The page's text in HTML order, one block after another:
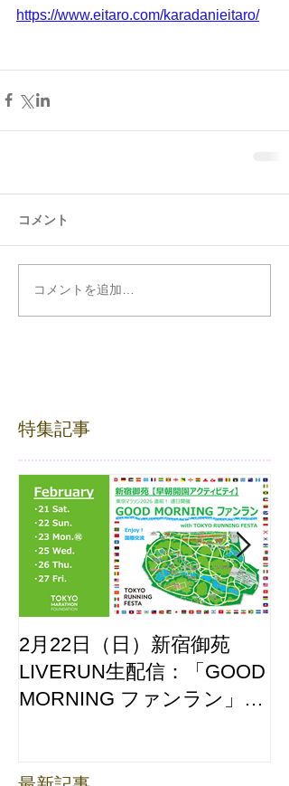
https://www.eitaro.com/karadanieitaro/
コメント
コメントを追加…
特集記事
2月22日（日）新宿御苑
LIVERUN生配信：「GOOD
MORNING ファンラン」